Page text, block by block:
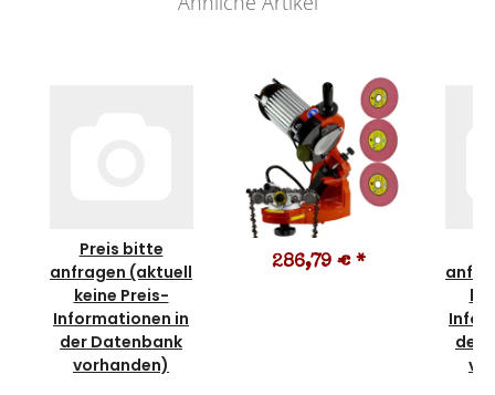
Preis bitte
anfragen (aktuell
keine Preis-
Informationen in
der Datenbank
vorhanden)
286,79 € *
der